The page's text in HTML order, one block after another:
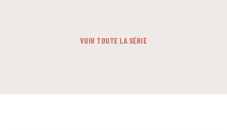
VOIR TOUTE LA SÉRIE